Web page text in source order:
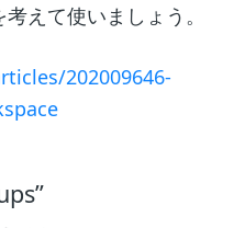
えて使いましょう。
202009646-